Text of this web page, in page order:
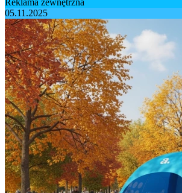
Reklama zewnętrzna
05.11.2025